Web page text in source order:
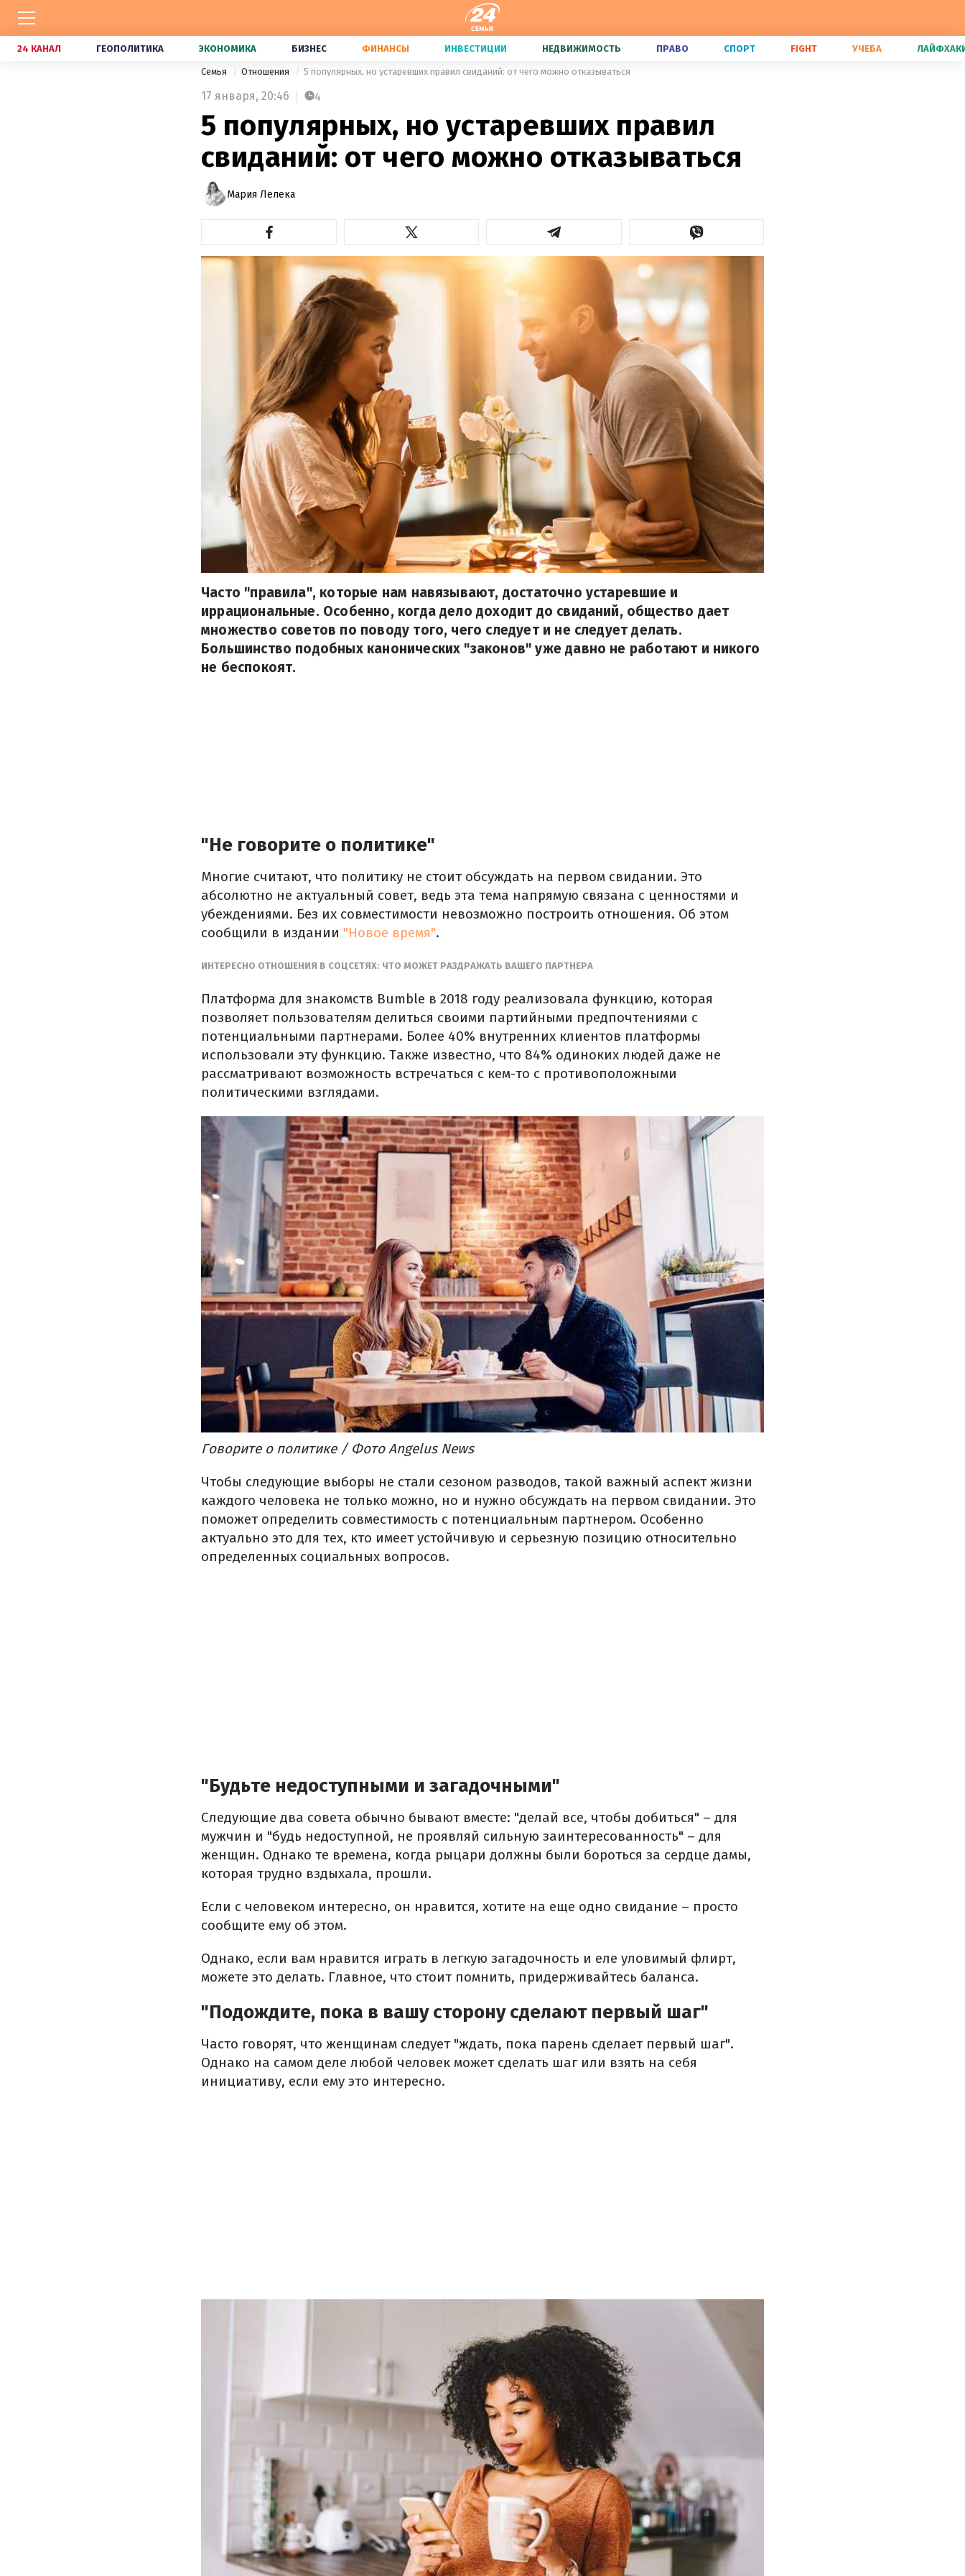
24 КАНАЛ ГЕОПОЛИТИКА ЭКОНОМИКА БИЗНЕС ФИНАНСЫ ИНВЕСТИЦИИ НЕДВИЖИМОСТЬ ПРАВО СПОРТ FIGHT УЧЕБА
Семья Отношения 5 популярных, но устаревших правил свиданий: от чего можно отказываться
17 января, 20:46 4
5 популярных, но устаревших правил
свиданий: от чего можно отказываться
Мария Лелека
Часто "правила", которые нам навязывают, достаточно устаревшие и
иррациональные. Особенно, когда дело доходит до свиданий, общество дает
множество советов по поводу того, чего следует и не следует делать.
Большинство подобных канонических "законов" уже давно не работают и никого
не беспокоят.
"Не говорите о политике"
Многие считают, что политику не стоит обсуждать на первом свидании. Это
абсолютно не актуальный совет, ведь эта тема напрямую связана с ценностями и
убеждениями. Без их совместимости невозможно построить отношения. Об этом
сообщили в издании "Новое время".
ИНТЕРЕСНО ОТНОШЕНИЯ В СОЦСЕТЯХ: ЧТО МОЖЕТ РАЗДРАЖАТЬ ВАШЕГО ПАРТНЕРА
Платформа для знакомств Bumble в 2018 году реализовала функцию, которая
позволяет пользователям делиться своими партийными предпочтениями с
потенциальными партнерами. Более 40% внутренних клиентов платформы
использовали эту функцию. Также известно, что 84% одиноких людей даже не
рассматривают возможность встречаться с кем-то с противоположными
политическими взглядами.
Говорите о политике / Фото Angelus News
Чтобы следующие выборы не стали сезоном разводов, такой важный аспект жизни
каждого человека не только можно, но и нужно обсуждать на первом свидании. Это
поможет определить совместимость с потенциальным партнером. Особенно
актуально это для тех, кто имеет устойчивую и серьезную позицию относительно
определенных социальных вопросов.
"Будьте недоступными и загадочными"
Следующие два совета обычно бывают вместе: "делай все, чтобы добиться" – для
мужчин и "будь недоступной, не проявляй сильную заинтересованность" – для
женщин. Однако те времена, когда рыцари должны были бороться за сердце дамы,
которая трудно вздыхала, прошли.
Если с человеком интересно, он нравится, хотите на еще одно свидание – просто
сообщите ему об этом.
Однако, если вам нравится играть в легкую загадочность и еле уловимый флирт,
можете это делать. Главное, что стоит помнить, придерживайтесь баланса.
"Подождите, пока в вашу сторону сделают первый шаг"
Часто говорят, что женщинам следует "ждать, пока парень сделает первый шаг".
Однако на самом деле любой человек может сделать шаг или взять на себя
инициативу, если ему это интересно.